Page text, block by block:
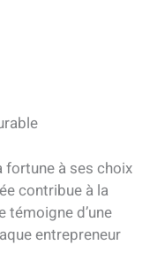
fortune à ses choix
contribue à la
d’une
entrepreneur